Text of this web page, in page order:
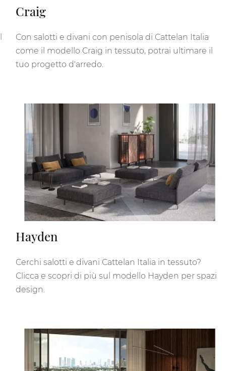
Craig
Con salotti e divani con penisola di Cattelan Italia
come il modello Craig in tessuto, potrai ultimare il
tuo progetto d'arredo.
Hayden
Cerchi salotti e divani Cattelan Italia in tessuto?
Clicca e scopri di più sul modello Hayden per spazi
design.